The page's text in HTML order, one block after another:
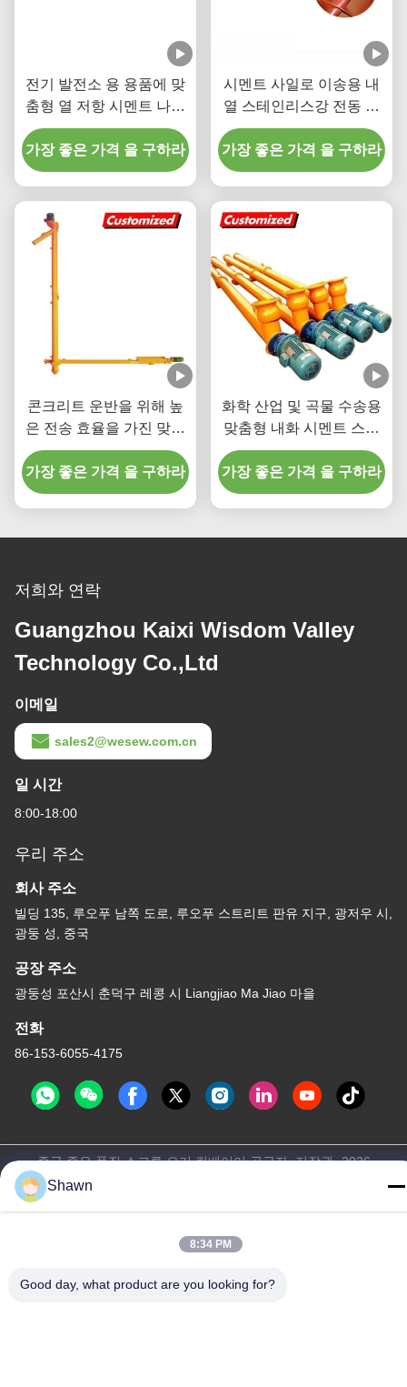
전기 발전소 용 용품에 맞
춤형 열 저항 시멘트 나사
공급기 및 오거 컨베이어
가장 좋은 가격 을 구하라
시멘트 사일로 이송용 내
열 스테인리스강 전동 리
프트 스크류 컨베이어
가장 좋은 가격 을 구하라
콘크리트 운반을 위해 높
은 전송 효율을 가진 맞춤
형 열 저항성 기울기 나사
오거 컨베이어
가장 좋은 가격 을 구하라
화학 산업 및 곡물 수송용
맞춤형 내화 시멘트 스크
류 피더
가장 좋은 가격 을 구하라
저희와 연락
Guangzhou Kaixi Wisdom Valley
Technology Co.,Ltd
이메일
sales2@wesew.com.cn
일 시간
8:00-18:00
우리 주소
회사 주소
빌딩 135, 루오푸 남쪽 도로, 루오푸 스트리트 판유 지구, 광저우 시,
광둥 성, 중국
공장 주소
광둥성 포산시 춘덕구 레콩 시 Liangjiao Ma Jiao 마을
전화
86-153-6055-4175
중국 좋은 품질 스크루 오거 컨베이어 공급자. 저작권 -2026
Guangzhou Kaixi Wisdom Valley Technology Co.,Ltd 모든 권리는
Shawn
8:34 PM
Good day, what product are you looking for?